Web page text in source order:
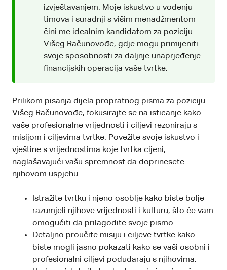
izvještavanjem. Moje iskustvo u vođenju
timova i suradnji s višim menadžmentom
čini me idealnim kandidatom za poziciju
Višeg Računovođe, gdje mogu primijeniti
svoje sposobnosti za daljnje unaprjeđenje
financijskih operacija vaše tvrtke.
Prilikom pisanja dijela propratnog pisma za poziciju
Višeg Računovođe, fokusirajte se na isticanje kako
vaše profesionalne vrijednosti i ciljevi rezoniraju s
misijom i ciljevima tvrtke. Povežite svoje iskustvo i
vještine s vrijednostima koje tvrtka cijeni,
naglašavajući vašu spremnost da doprinesete
njihovom uspjehu.
Istražite tvrtku i njeno osoblje kako biste bolje
razumjeli njihove vrijednosti i kulturu, što će vam
omogućiti da prilagodite svoje pismo.
Detaljno proučite misiju i ciljeve tvrtke kako
biste mogli jasno pokazati kako se vaši osobni i
profesionalni ciljevi podudaraju s njihovima.